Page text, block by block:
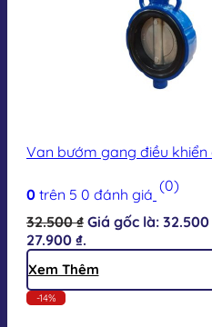
Van bướm gang điều khiển
0 trên 5 0 đánh giá (0)
32.500₫ Giá gốc là: 32.500
27.900 ₫.
Xem Thêm
-14%